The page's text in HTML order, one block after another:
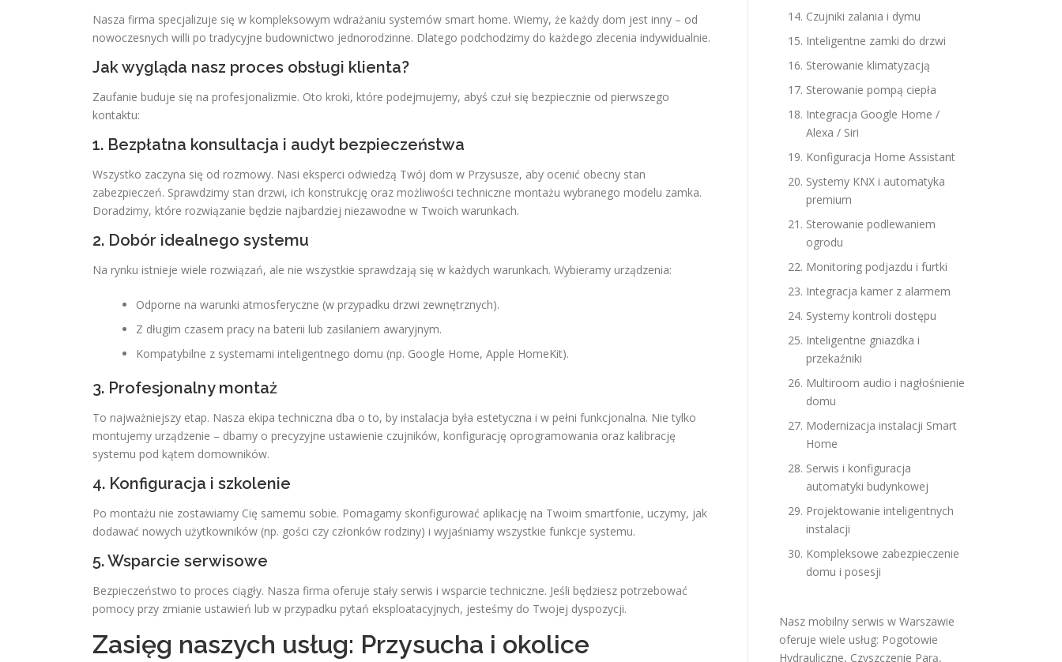
Nasza firma specjalizuje się w kompleksowym wdrażaniu systemów smart home. Wiemy, że każdy dom jest inny – od
nowoczesnych willi po tradycyjne budownictwo jednorodzinne. Dlatego podchodzimy do każdego zlecenia indywidualnie.
Jak wygląda nasz proces obsługi klienta?
Zaufanie buduje się na profesjonalizmie. Oto kroki, które podejmujemy, abyś czuł się bezpiecznie od pierwszego
kontaktu:
1. Bezpłatna konsultacja i audyt bezpieczeństwa
Wszystko zaczyna się od rozmowy. Nasi eksperci odwiedzą Twój dom w Przysusze, aby ocenić obecny stan
zabezpieczeń. Sprawdzimy stan drzwi, ich konstrukcję oraz możliwości techniczne montażu wybranego modelu zamka.
Doradzimy, które rozwiązanie będzie najbardziej niezawodne w Twoich warunkach.
2. Dobór idealnego systemu
Na rynku istnieje wiele rozwiązań, ale nie wszystkie sprawdzają się w każdych warunkach. Wybieramy urządzenia:
Odporne na warunki atmosferyczne (w przypadku drzwi zewnętrznych).
Z długim czasem pracy na baterii lub zasilaniem awaryjnym.
Kompatybilne z systemami inteligentnego domu (np. Google Home, Apple HomeKit).
3. Profesjonalny montaż
To najważniejszy etap. Nasza ekipa techniczna dba o to, by instalacja była estetyczna i w pełni funkcjonalna. Nie tylko
montujemy urządzenie – dbamy o precyzyjne ustawienie czujników, konfigurację oprogramowania oraz kalibrację
systemu pod kątem domowników.
4. Konfiguracja i szkolenie
Po montażu nie zostawiamy Cię samemu sobie. Pomagamy skonfigurować aplikację na Twoim smartfonie, uczymy, jak
dodawać nowych użytkowników (np. gości czy członków rodziny) i wyjaśniamy wszystkie funkcje systemu.
5. Wsparcie serwisowe
Bezpieczeństwo to proces ciągły. Nasza firma oferuje stały serwis i wsparcie techniczne. Jeśli będziesz potrzebować
pomocy przy zmianie ustawień lub w przypadku pytań eksploatacyjnych, jesteśmy do Twojej dyspozycji.
Zasięg naszych usług: Przysucha i okolice
Czujniki zalania i dymu
Inteligentne zamki do drzwi
Sterowanie klimatyzacją
Sterowanie pompą ciepła
Integracja Google Home /
Alexa / Siri
Konfiguracja Home Assistant
Systemy KNX i automatyka
premium
Sterowanie podlewaniem
ogrodu
Monitoring podjazdu i furtki
Integracja kamer z alarmem
Systemy kontroli dostępu
Inteligentne gniazdka i
przekaźniki
Multiroom audio i nagłośnienie
domu
Modernizacja instalacji Smart
Home
Serwis i konfiguracja
automatyki budynkowej
Projektowanie inteligentnych
instalacji
Kompleksowe zabezpieczenie
domu i posesji
Nasz mobilny serwis w Warszawie
oferuje wiele usług: Pogotowie
Hydrauliczne, Czyszczenie Parą,